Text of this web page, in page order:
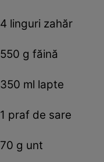
4 linguri zahăr
550 g făină
350 ml lapte
1 praf de sare
70 g unt